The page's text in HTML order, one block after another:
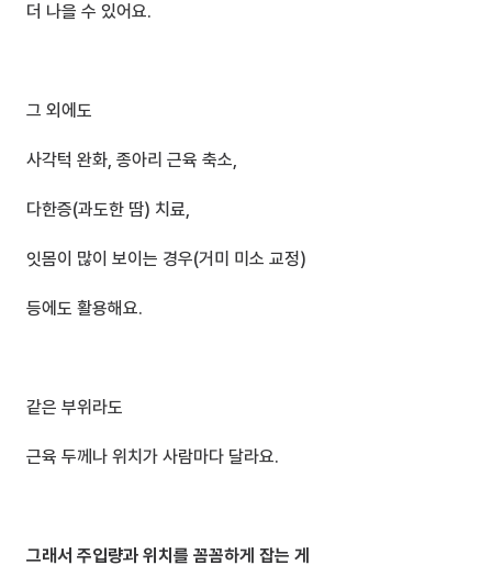
더 나을 수 있어요.
그 외에도
사각턱 완화, 종아리 근육 축소,
다한증(과도한 땀) 치료,
잇몸이 많이 보이는 경우(거미 미소 교정)
등에도 활용해요.
같은 부위라도
근육 두께나 위치가 사람마다 달라요.
그래서 주입량과 위치를 꼼꼼하게 잡는 게